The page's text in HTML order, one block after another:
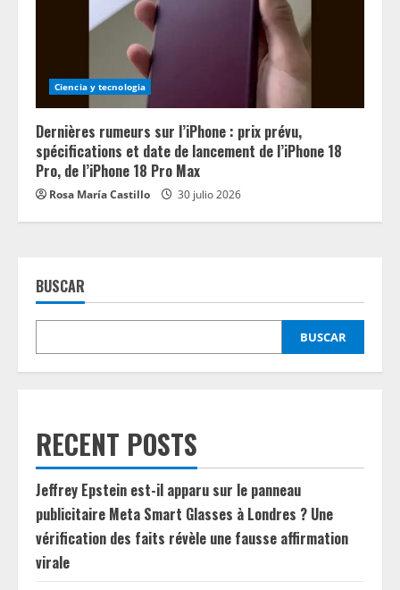
Ciencia y tecnologia
Dernières rumeurs sur l’iPhone : prix prévu,
spécifications et date de lancement de l’iPhone 18
Pro, de l’iPhone 18 Pro Max
Rosa María Castillo 30 julio 2026
BUSCAR
BUSCAR
RECENT POSTS
Jeffrey Epstein est-il apparu sur le panneau
publicitaire Meta Smart Glasses à Londres ? Une
vérification des faits révèle une fausse affirmation
virale